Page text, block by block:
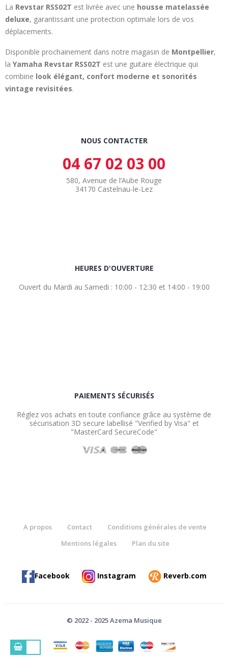
La Revstar RSS02T est livrée avec une housse matelassée
deluxe, garantissant une protection optimale lors de vos
déplacements.
Disponible prochainement dans notre magasin de Montpellier,
la Yamaha Revstar RSS02T est une guitare électrique qui
combine look élégant, confort moderne et sonorités
vintage revisitées.
NOUS CONTACTER
04 67 02 03 00
580, Avenue de l’Aube Rouge
34170 Castelnau-le-Lez
HEURES D'OUVERTURE
Ouvert du Mardi au Samedi : 10:00 - 12:30 et 14:00 - 19:00
PAIEMENTS SÉCURISÉS
Réglez vos achats en toute confiance grâce au système de
sécurisation 3D secure labellisé "Verified by Visa" et
"MasterCard SecureCode"
A propos Contact
Conditions générales de vente
Mentions légales
Plan du site
Facebook Instagram Reverb.com
© 2022 - 2025 Azema Musique